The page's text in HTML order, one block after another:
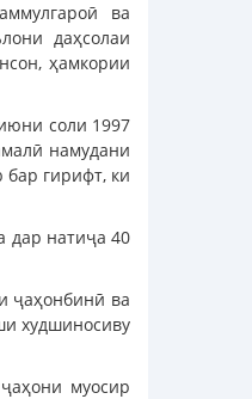
ва
даҳсолаи
ҳамкории
соли 1997
намудани
гирифт, ки
дар натиҷа 40
ҷаҳонбинӣ ва
худшиносиву
муосир